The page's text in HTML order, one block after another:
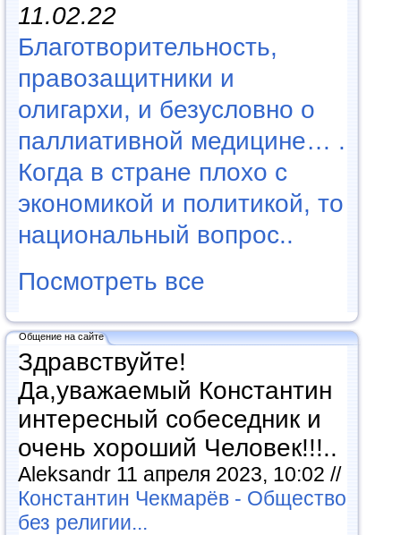
11.02.22
Благотворительность,
правозащитники и
олигархи, и безусловно о
паллиативной медицине… .
Когда в стране плохо с
экономикой и политикой, то
национальный вопрос..
Посмотреть все
Общение на сайте
Здравствуйте!
Да,уважаемый Константин
интересный собеседник и
очень хороший Человек!!!..
Aleksandr 11 апреля 2023, 10:02 //
Константин Чекмарёв - Общество
без религии...